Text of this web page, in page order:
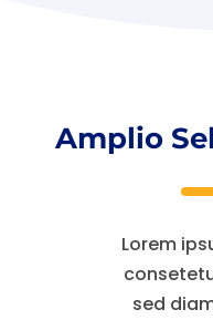
Amplio
Lorem
sed